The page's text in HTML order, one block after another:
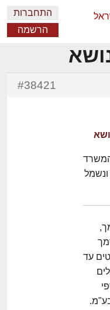
התחברות
הרשמה
#38421
עד